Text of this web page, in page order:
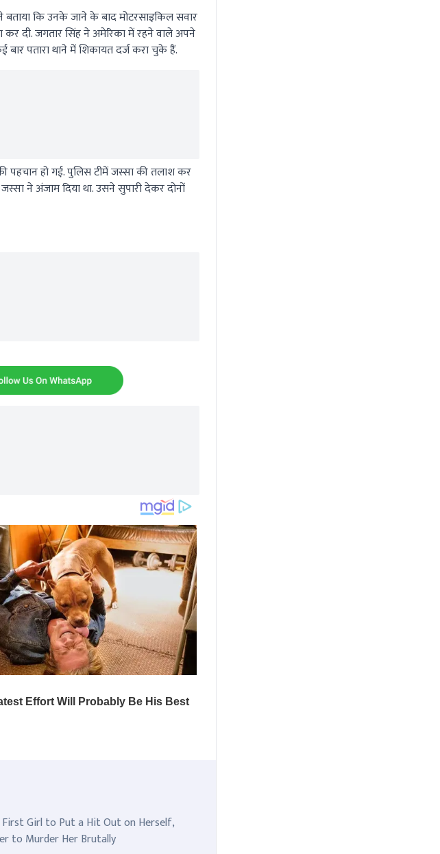
कि उनके जाने के बाद मोटरसाइकिल सवार
कर दी. जगतार सिंह ने अमेरिका में रहने वाले अपने
पतारा थाने में शिकायत दर्ज करा चुके हैं.
हो गई. पुलिस टीमें जस्सा की तलाश कर
ने अंजाम दिया था. उसने सुपारी देकर दोनों
Girl to Put a Hit Out on Herself,
to Murder Her Brutally